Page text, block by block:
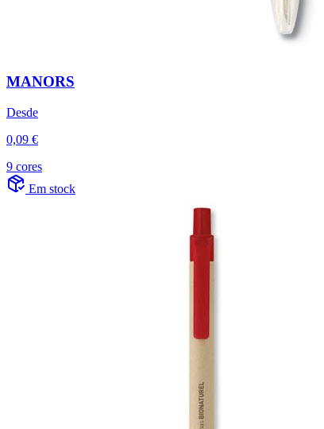
MANORS
Desde
0,09 €
9 cores
Em stock